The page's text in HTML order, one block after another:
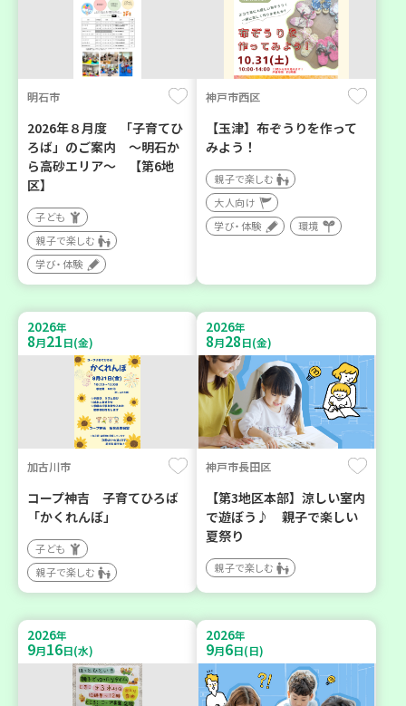
明石市
2026年８月度 「子育てひ
ろば」のご案内 ～明石か
ら高砂エリア～ 【第6地
区】
子ども
親子で楽しむ
学び・体験
神戸市西区
【玉津】布ぞうりを作って
みよう！
親子で楽しむ
大人向け
学び・体験
環境
2026年
8月21日(金)
加古川市
コープ神吉 子育てひろば
「かくれんぼ」
子ども
親子で楽しむ
2026年
8月28日(金)
神戸市長田区
【第3地区本部】涼しい室内
で遊ぼう♪ 親子で楽しい
夏祭り
親子で楽しむ
2026年
9月16日(水)
2026年
9月6日(日)